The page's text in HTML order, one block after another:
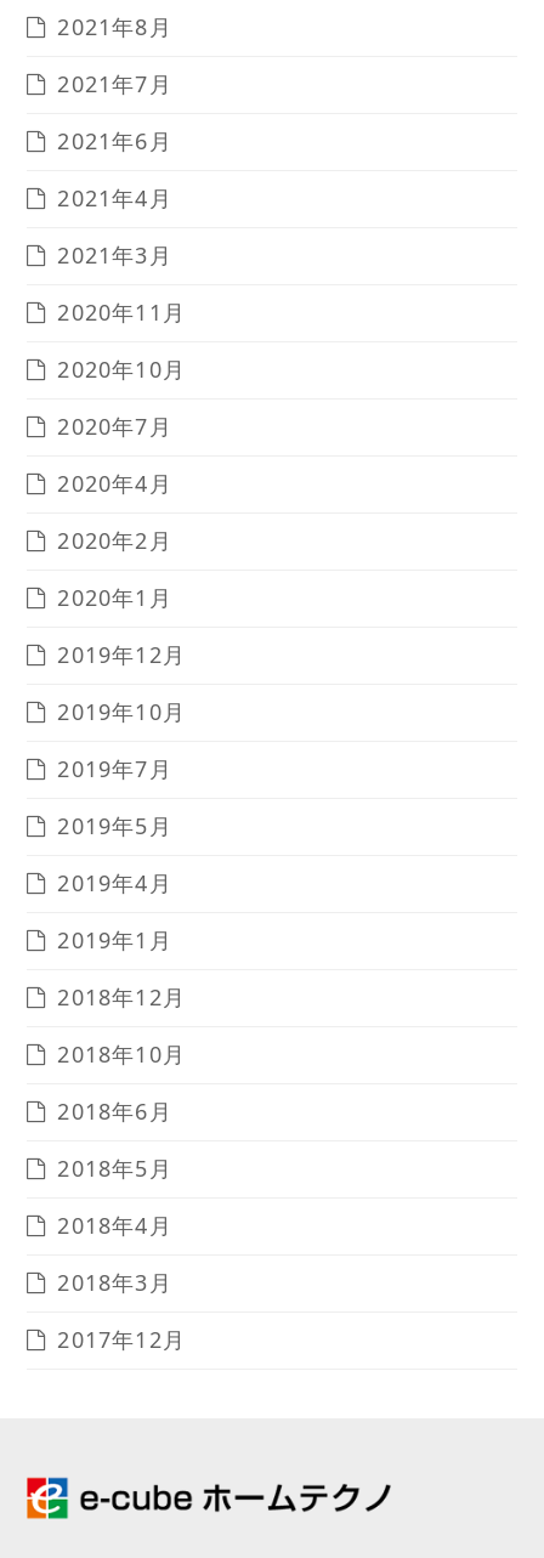
2021年8月
2021年7月
2021年6月
2021年4月
2021年3月
2020年11月
2020年10月
2020年7月
2020年4月
2020年2月
2020年1月
2019年12月
2019年10月
2019年7月
2019年5月
2019年4月
2019年1月
2018年12月
2018年10月
2018年6月
2018年5月
2018年4月
2018年3月
2017年12月